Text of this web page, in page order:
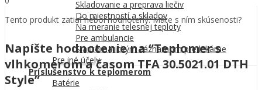
Skladovanie a preprava liečiv
Do miestností a skladov
Na meranie telesnej teploty
Pre ambulancie
S automatickým záznamom pre lekárne
Pre iné účely
Príslušenstvo k teplomerom
Batérie
Tento produkt zatiaľ nebol hodnotený. Máte s ním skúsenosti?
Napíšte hodnotenie na “Teplomer s
vlhkomerom a časom TFA 30.5021.01 DTH
Style”